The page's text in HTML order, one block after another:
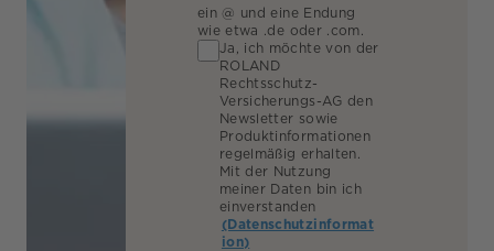
ein @ und eine Endung
wie etwa .de oder .com.
Ja, ich möchte von der
ROLAND
Rechtsschutz-
Versicherungs-AG den
Newsletter sowie
Produktinformationen
regelmäßig erhalten.
Mit der Nutzung
meiner Daten bin ich
einverstanden
(Datenschutzinformat
ion)